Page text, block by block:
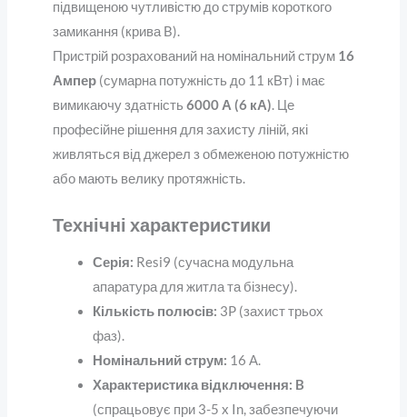
підвищеною чутливістю до струмів короткого
замикання (крива B).
Пристрій розрахований на номінальний струм 16
Ампер(сумарна потужність до 11 кВт) і має
вимикаючу здатність 6000 А (6 кА). Це
професійне рішення для захисту ліній, які
живляться від джерел з обмеженою потужністю
або мають велику протяжність.
Технічні характеристики
Серія: Resi9 (сучасна модульна
апаратура для житла та бізнесу).
Кількість полюсів: 3P (захист трьох
фаз).
Номінальний струм: 16 А.
Характеристика відключення: B
(спрацьовує при 3-5 x In, забезпечуючи